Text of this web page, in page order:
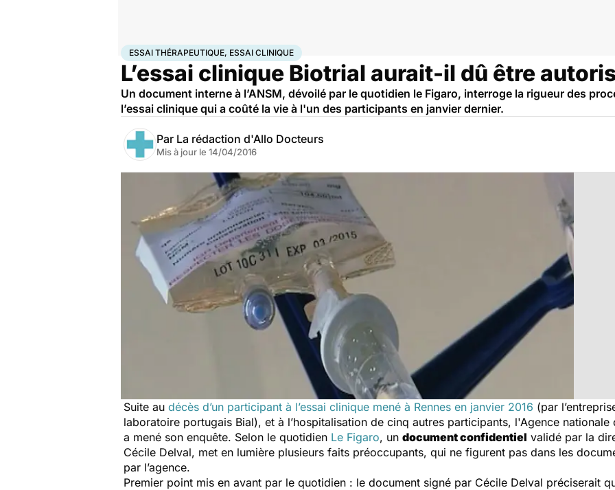
AccueilSantéEssai thérapeutique, essai clinique
ESSAI THÉRAPEUTIQUE, ESSAI CLINIQUE
L’essai clinique Biotrial aurait-il dû être
Un document interne à l’ANSM, dévoilé par le quotidien le Figaro, interroge la rigueur des
l’essai clinique qui a coûté la vie à l'un des participants en janvier dernier.
Par La rédaction d'Allo Docteurs
Mis à jour le 14/04/2016
Suite au décès d’un participant à l’essai clinique mené à Rennes en janvier 2016 (par
laboratoire portugais Bial), et à l’hospitalisation de cinq autres participants, l'Agence
a mené son enquête. Selon le quotidien Le Figaro, un document confidentiel validé par la
Cécile Delval, met en lumière plusieurs faits préoccupants, qui ne figurent pas dans les
par l’agence.
Premier point mis en avant par le quotidien : le document signé par Cécile Delval préciserait